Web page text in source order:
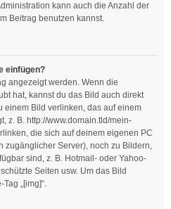
kann auch die Anzahl der
Beitrag benutzen kannst.
einfügen?
angezeigt werden. Wenn die
hat, kannst du das Bild auch direkt
einem Bild verlinken, das auf einem
z. B. http://www.domain.tld/mein-
die sich auf deinem eigenen PC
zugänglicher Server), noch zu Bildern,
sind, z. B. Hotmail- oder Yahoo-
Seiten usw. Um das Bild
„[img]“.